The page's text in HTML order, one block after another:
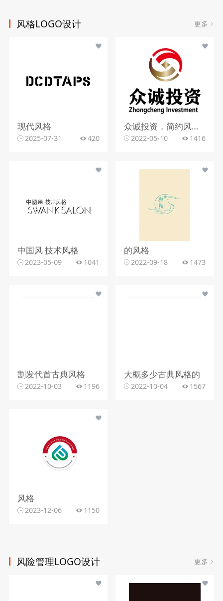
风格LOGO设计 更多
现代风格
2025-07-31 420
众诚投资，简约风格，字母元素
2022-05-10 1416
中国风 技术风格
2023-05-09 1041
的风格
2022-09-18 1473
割发代首古典风格
2022-10-03 1196
大概多少古典风格的
2022-10-04 1567
风格
2023-12-06 1150
风险管理LOGO设计 更多